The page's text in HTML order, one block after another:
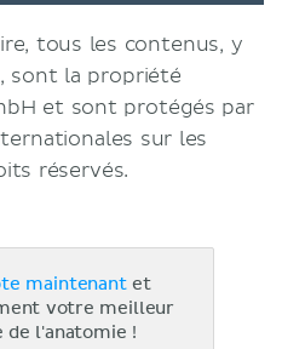
tous les contenus, y
sont la propriété
et sont protégés par
sur les
réservés.
maintenantet
votre meilleur
de l'anatomie !